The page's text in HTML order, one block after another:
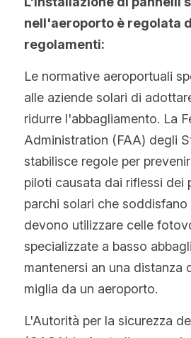
nell'aeroporto è regolata
regolamenti:
Le normative aeroportuali
alle aziende solari di
ridurre l'abbagliamento. La
Administration (FAA) degli
stabilisce regole per
piloti causata dai riflessi dei
parchi solari che
devono utilizzare celle
specializzate a basso
mantenersi an una distanza
miglia da un aeroporto.
L'Autorità per la sicurezza